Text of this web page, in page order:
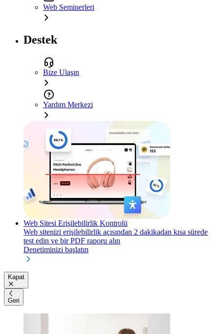
Web Seminerleri
Destek
Bize Ulaşın
Yardım Merkezi
Web Sitesi Erişilebilirlik Kontrolü
Web sitenizi erişilebilirlik açısından 2 dakikadan kısa sürede
test edin ve bir PDF raporu alın
Denetiminizi başlatın
Kapat
Geri